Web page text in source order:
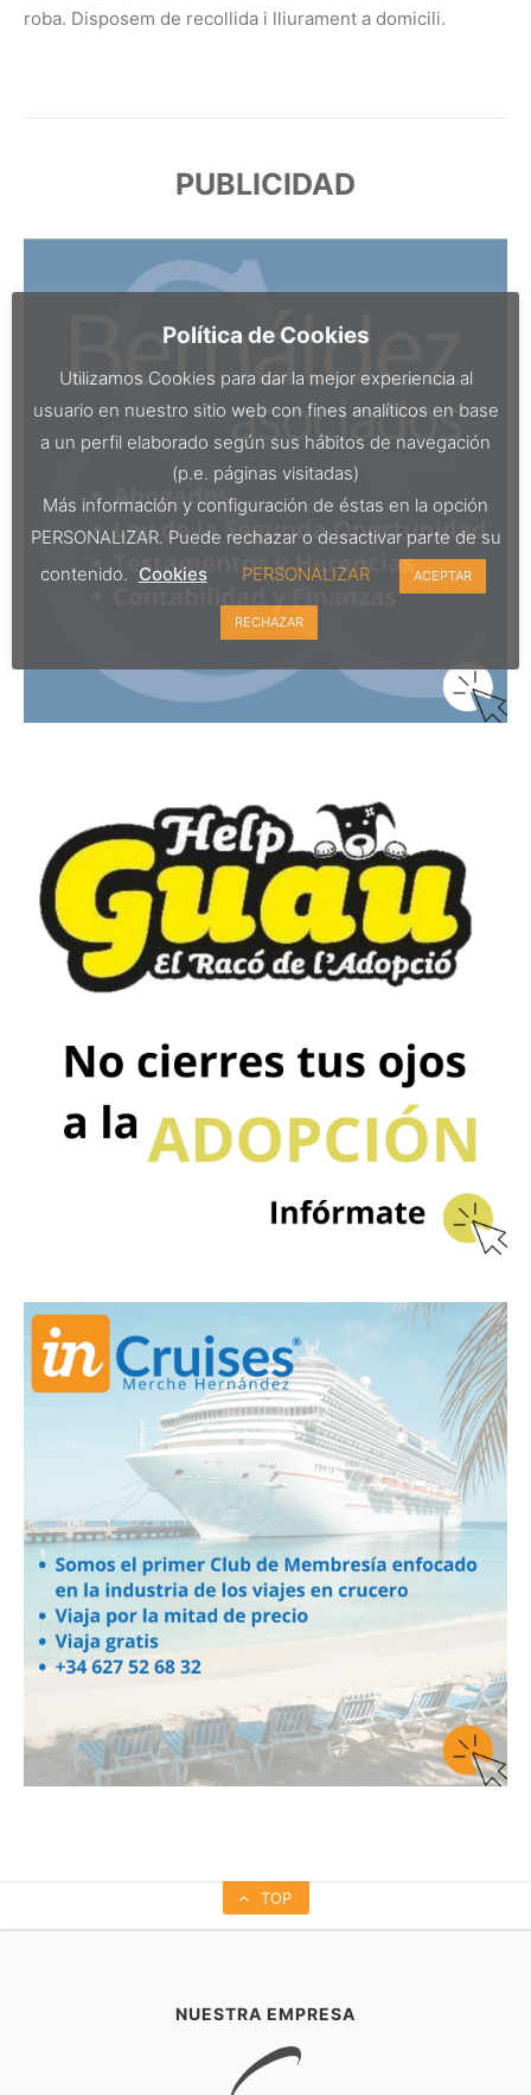
roba. Disposem de recollida i lliurament a domicili.
PUBLICIDAD
TOP
NUESTRA EMPRESA
Política de Cookies
Utilizamos Cookies para dar la mejor experiencia al
usuario en nuestro sitio web con fines analíticos en base
a un perfil elaborado según sus hábitos de navegación
(p.e. páginas visitadas)
Más información y configuración de éstas en la opción
PERSONALIZAR. Puede rechazar o desactivar parte de su
contenido. Cookies PERSONALIZAR ACEPTAR
RECHAZAR